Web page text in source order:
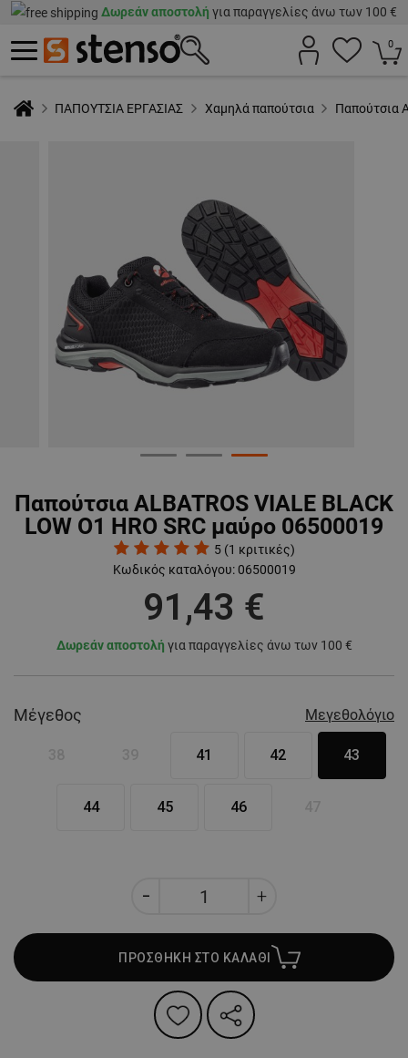
Δωρεάν αποστολή για παραγγελίες άνω των 100 €
0
ΠΑΠΟΥΤΣΙΑ ΕΡΓΑΣΙΑΣ Χαμηλά παπούτσια Παπούτσια
Παπούτσια ALBATROS VIALE BLACK
LOW О1 HRO SRC μαύρο 06500019
5 (1 κριτικές)
Κωδικός καταλόγου: 06500019
91,43 €
Δωρεάν αποστολή για παραγγελίες άνω των 100 €
Μέγεθος Μεγεθολόγιο
41 42 43
44 45 46
ΠΡΟΣΘΗΚΗ ΣΤΟ ΚΑΛΑΘΙ